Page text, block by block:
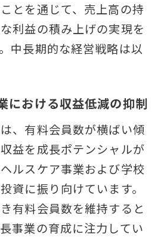
とを通じて、売上高の持
利益の積み上げの実現を
中長期的な経営戦略は以
における収益低減の抑制
、有料会員数が横ばい傾
益を成長ポテンシャルが
ルスケア事業および学校
資に振り向けています。
有料会員数を維持すると
事業の育成に注力してい